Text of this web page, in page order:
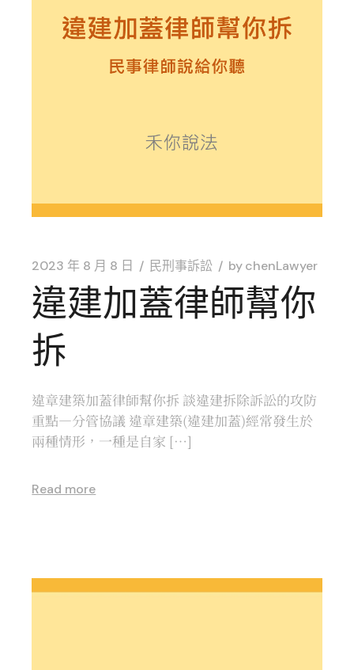
2023 年 8 月 8 日 民刑事訴訟 bychenLawyer
違建加蓋律師幫你
拆
違章建築加蓋律師幫你拆 談違建拆除訴訟的攻防
重點—分管協議 違章建築(違建加蓋)經常發生於
兩種情形，一種是自家 […]
Read more